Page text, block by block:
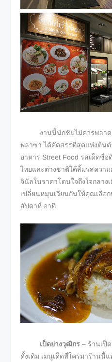
งานนี้นักชิมไม่ควรพลาด เ
พลาซ่า ได้คัดสรรที่สุดแห่งต้นต
อาหาร Street Food รสเด็ดชื่
ไทยและต่างชาติได้ลิ้มรสควา
จินัลในราคาโดนใจถึงใจกลาง
เปลี่ยนหมุนเวียนกันให้คุณเลือก
สัปดาห์ อาทิ
เป็ดย่างวุฒิกร – ร้านเป็
ดั้งเดิม เมนูเด็ดที่ใครมาร้านนี้